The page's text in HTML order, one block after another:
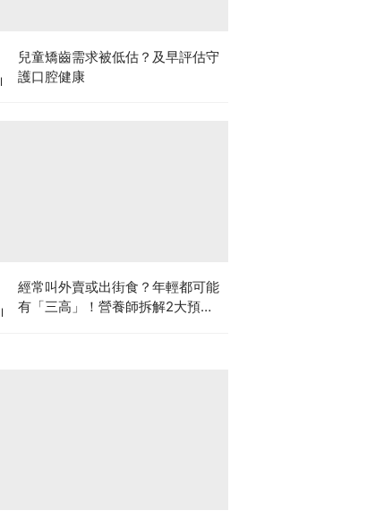
兒童矯齒需求被低估？及早評估守
護口腔健康
經常叫外賣或出街食？年輕都可能
有「三高」！營養師拆解2大預防